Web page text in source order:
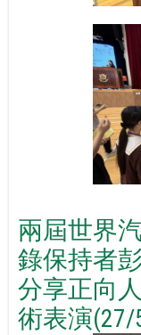
兩屆世界
錄保持者
分享正向
術表演(27/